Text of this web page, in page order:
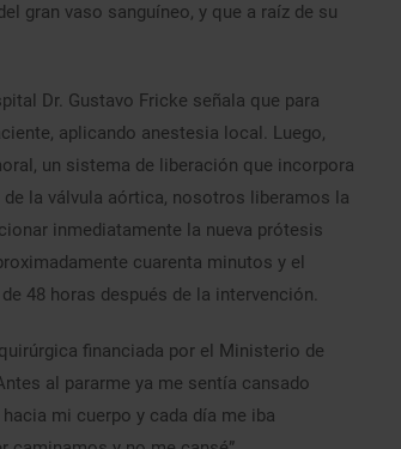
gran vaso sanguíneo, y que a raíz de su
Dr. Gustavo Fricke señala que para
aplicando anestesia local. Luego,
un sistema de liberación que incorpora
la válvula aórtica, nosotros liberamos la
inmediatamente la nueva prótesis
cuarenta minutos y el
48 horas después de la intervención.
financiada por el Ministerio de
al pararme ya me sentía cansado
mi cuerpo y cada día me iba